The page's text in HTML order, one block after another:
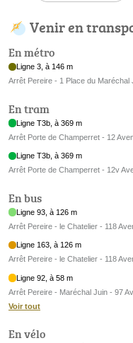
Venir en
En métro
Ligne 3, à 146 m
Arrêt Pereire - 1 Place du Maréchal
En tram
Ligne T3b, à 369 m
Arrêt Porte de Champerret - 12
Ligne T3b, à 369 m
Arrêt Porte de Champerret - 12v
En bus
Ligne 93, à 126 m
Arrêt Pereire - le Chatelier - 118
Ligne 163, à 126 m
Arrêt Pereire - le Chatelier - 118
Ligne 92, à 58 m
Arrêt Pereire - Maréchal Juin - 97
Voir tout
En vélo